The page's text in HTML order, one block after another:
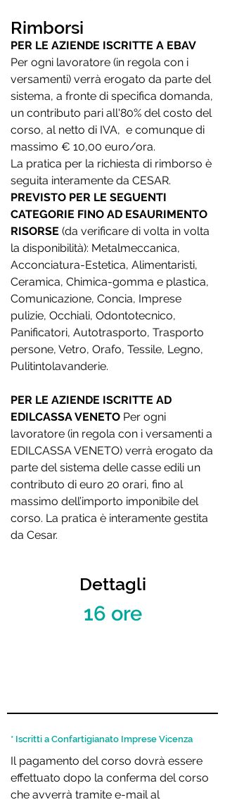
Rimborsi
PER LE AZIENDE ISCRITTE A EBAV
Per ogni lavoratore (in regola con i
versamenti) verrà erogato da parte del
sistema, a fronte di specifica domanda,
un contributo pari all'80% del costo del
corso, al netto di IVA, e comunque di
massimo € 10,00 euro/ora.
La pratica per la richiesta di rimborso è
seguita interamente da CESAR.
PREVISTO PER LE SEGUENTI
CATEGORIE FINO AD ESAURIMENTO
RISORSE (da verificare di volta in volta
la disponibilità): Metalmeccanica,
Acconciatura-Estetica, Alimentaristi,
Ceramica, Chimica-gomma e plastica,
Comunicazione, Concia, Imprese
pulizie, Occhiali, Odontotecnico,
Panificatori, Autotrasporto, Trasporto
persone, Vetro, Orafo, Tessile, Legno,
Pulitintolavanderie.
PER LE AZIENDE ISCRITTE AD
EDILCASSA VENETO Per ogni
lavoratore (in regola con i versamenti a
EDILCASSA VENETO) verrà erogato da
parte del sistema delle casse edili un
contributo di euro 20 orari, fino al
massimo dell’importo imponibile del
corso. La pratica è interamente gestita
da Cesar.
Dettagli
16 ore
* Iscritti a Confartigianato Imprese Vicenza
Il pagamento del corso dovrà essere
effettuato dopo la conferma del corso
che avverrà tramite e-mail al